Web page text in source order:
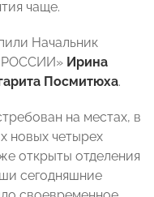
чаще.
Начальник
РОССИИ» Ирина
Посмитюха.
на местах, в
новых четырех
открыты отделения
сегодняшние